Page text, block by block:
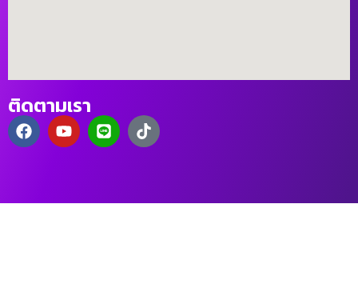
ติดตามเรา